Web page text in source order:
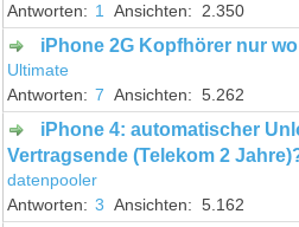
1
2.350
iPhone 2G Kopfhörer nur
Ultimate
7
5.262
iPhone 4: automatischer
Vertragsende (Telekom 2
datenpooler
3
5.162